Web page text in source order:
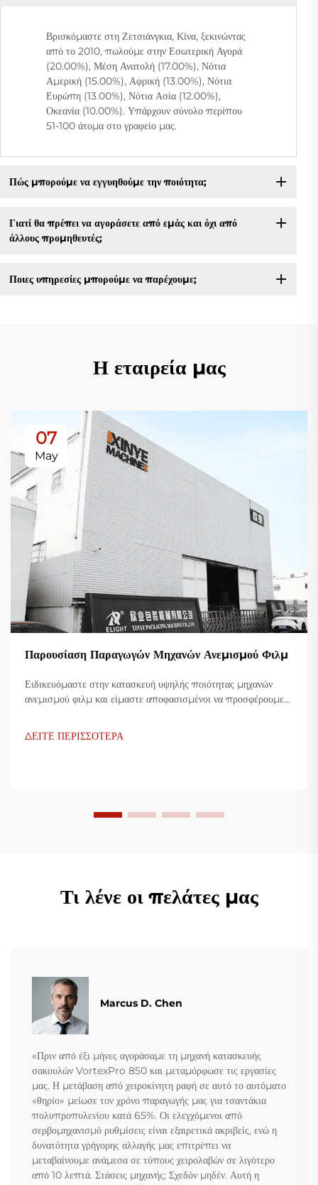
Βρισκόμαστε στη Ζετσιάνγκια, Κίνα, ξεκινώντας
από το 2010, πωλούμε στην Εσωτερική Αγορά
(20.00%), Μέση Ανατολή (17.00%), Νότια
Αμερική (15.00%), Αφρική (13.00%), Νότια
Ευρώπη (13.00%), Νότια Ασία (12.00%),
Οκεανία (10.00%). Υπάρχουν σύνολο περίπου
51-100 άτομα στο γραφείο μας.
Πώς μπορούμε να εγγυηθούμε την ποιότητα;
Γιατί θα πρέπει να αγοράσετε από εμάς και όχι από
άλλους προμηθευτές;
Ποιες υπηρεσίες μπορούμε να παρέχουμε;
Η εταιρεία μας
07
May
Παρουσίαση Παραγωγών Μηχανών Ανεμισμού Φιλμ
Ειδικευόμαστε στην κατασκευή υψηλής ποιότητας μηχανών
ανεμισμού φιλμ και είμαστε αποφασισμένοι να προσφέρουμε
τεχνολογία, είναι υψίστης αποδοτικότητας, οικονομικές και
ΔΕΙΤΕ ΠΕΡΙΣΣΟΤΕΡΑ
Τι λένε οι πελάτες μας
Marcus D. Chen
«Πριν από έξι μήνες αγοράσαμε τη μηχανή κατασκευής
σακουλών VortexPro 850 και μεταμόρφωσε τις εργασίες
μας. Η μετάβαση από χειροκίνητη ραφή σε αυτό το αυτόματο
«θηρίο» μείωσε τον χρόνο παραγωγής μας για τσαντάκια
πολυπροπυλενίου κατά 65%. Οι ελεγχόμενοι από
σερβομηχανισμό ρυθμίσεις είναι εξαιρετικά ακριβείς, ενώ η
δυνατότητα γρήγορης αλλαγής μας επιτρέπει να
μεταβαίνουμε ανάμεσα σε τύπους χειρολαβών σε λιγότερο
από 10 λεπτά. Στάσεις μηχανής; Σχεδόν μηδέν. Αυτή η